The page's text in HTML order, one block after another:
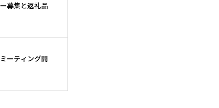
募集と返礼品
ーティング開